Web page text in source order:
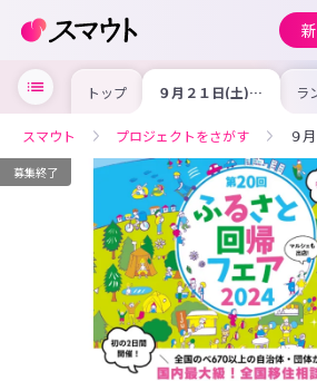
トップ ９月２１日(土)、
２２日(日)「ふる
０２４」に山口市
が出展します！
ラ
スマウト プロジェクトをさがす ９
募集終了